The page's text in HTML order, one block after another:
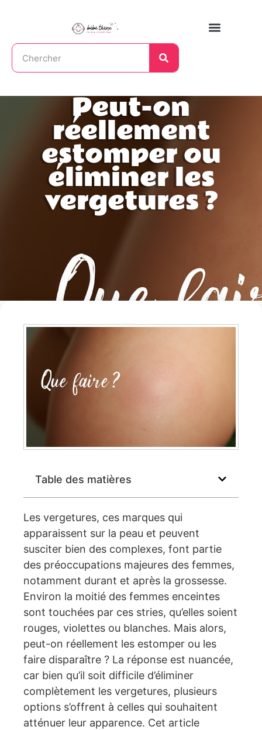
Peut-on
réellement
estomper ou
éliminer les
vergetures ?
Table des matières
Les vergetures, ces marques qui
apparaissent sur la peau et peuvent
susciter bien des complexes, font partie
des préoccupations majeures des femmes,
notamment durant et après la grossesse.
Environ la moitié des femmes enceintes
sont touchées par ces stries, qu’elles soient
rouges, violettes ou blanches. Mais alors,
peut-on réellement les estomper ou les
faire disparaître ? La réponse est nuancée,
car bien qu’il soit difficile d’éliminer
complètement les vergetures, plusieurs
options s’offrent à celles qui souhaitent
atténuer leur apparence. Cet article